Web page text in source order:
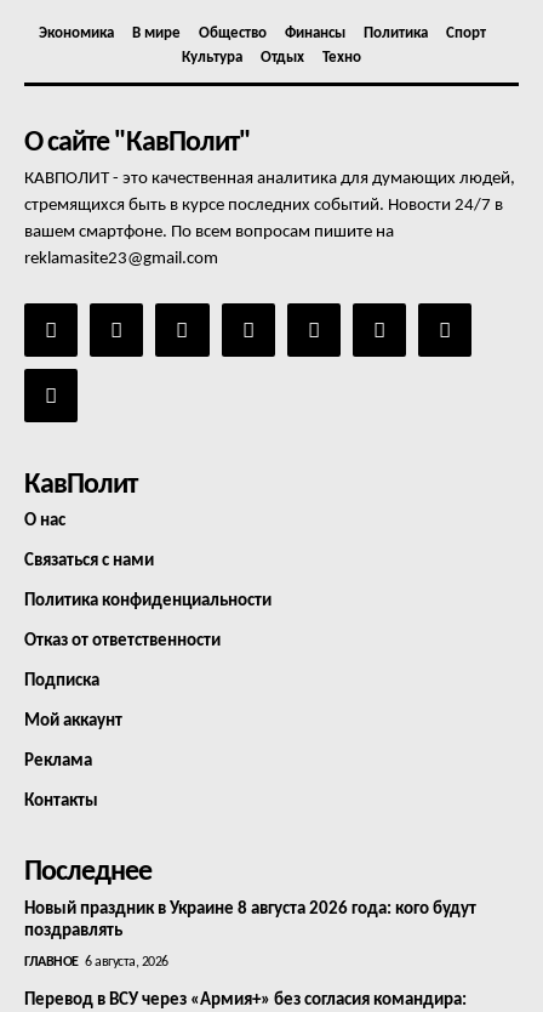
Контакты
Экономика В мире Общество Финансы Политика
Спорт
Культура
Отдых Техно
О сайте "КавПолит"
КАВПОЛИТ - это качественная аналитика для думающих людей,
стремящихся быть в курсе последних событий. Новости 24/7 в
вашем смартфоне. По всем вопросам пишите на
reklamasite23@gmail.com
КавПолит
О нас
Связаться с нами
Политика конфиденциальности
Отказ от ответственности
Подписка
Мой аккаунт
Реклама
Контакты
Последнее
Новый праздник в Украине 8 августа 2026 года: кого будут
поздравлять
ГЛАВНОЕ 6 августа, 2026
Перевод в ВСУ через «Армия+» без согласия командира: